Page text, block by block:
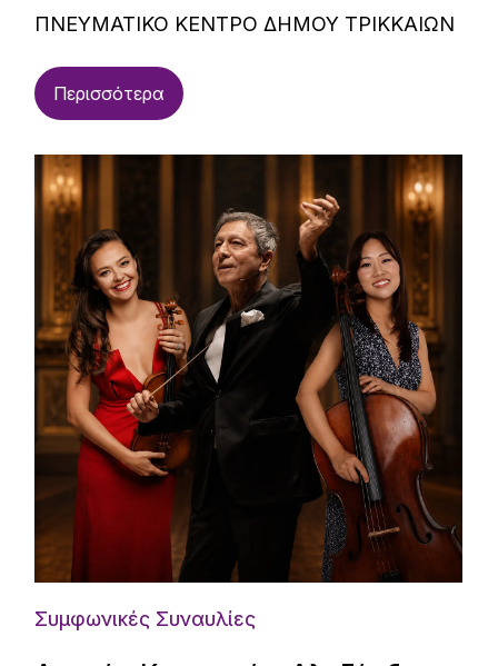
ΠΝΕΥΜΑΤΙΚΟ ΚΕΝΤΡΟ ΔΗΜΟΥ ΤΡΙΚΚΑΙΩΝ
Περισσότερα
Συμφωνικές Συναυλίες